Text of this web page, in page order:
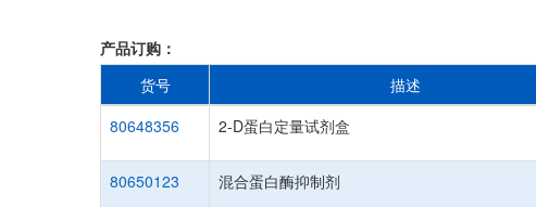
产品订购：
货号
描述
80648356
2-D蛋白定量试剂盒
80650123 混合蛋白酶抑制剂